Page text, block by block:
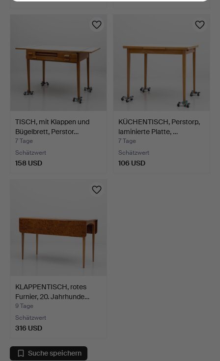
TISCH, mit Klappen und
Bügelbrett, Perstor…
7 Tage
Schätzwert
158 USD
KÜCHENTISCH, Perstorp,
laminierte Platte, …
7 Tage
Schätzwert
106 USD
KLAPPENTISCH, rotes
Furnier, 20. Jahrhunde…
9 Tage
Schätzwert
316 USD
Suche speichern